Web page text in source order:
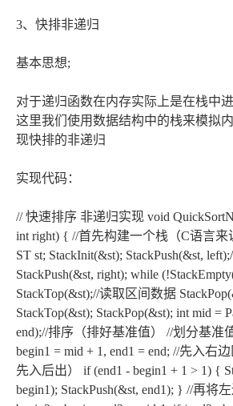
3、快排非递归
基本思想;
对于递归函数在内存实际上是在栈中
这里我们使用数据结构中的栈来模拟
现快排的非递归
实现代码：
// 快速排序 非递归实现 void
int right) { //首先构建一个栈（C语言来
ST st; StackInit(&st); StackPush(&st,
StackPush(&st, right); while
StackTop(&st);//读取区间数据
StackTop(&st); StackPop(&st); int mid =
end);//排序（排好基准值） //划分基准
begin1 = mid + 1, end1 = end; //先入右
先入后出） if (end1 - begin1 + 1 > 1) {
begin1); StackPush(&st, end1); } //再将